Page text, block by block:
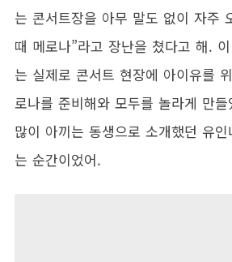
는 콘서트장을 아무 말도 없이 자주
때 메로나”라고 장난을 쳤다고 해.
는 실제로 콘서트 현장에 아이유를
로나를 준비해와 모두를 놀라게 만
많이 아끼는 동생으로 소개했던 유
는 순간이었어.